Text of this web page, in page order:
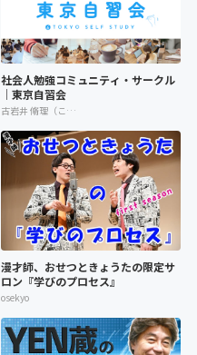
社会人勉強コミュニティ・サークル
｜東京自習会
古岩井 脩理（こいわい しゅり）
漫才師、おせつときょうたの限定サ
ロン『学びのプロセス』
osekyo